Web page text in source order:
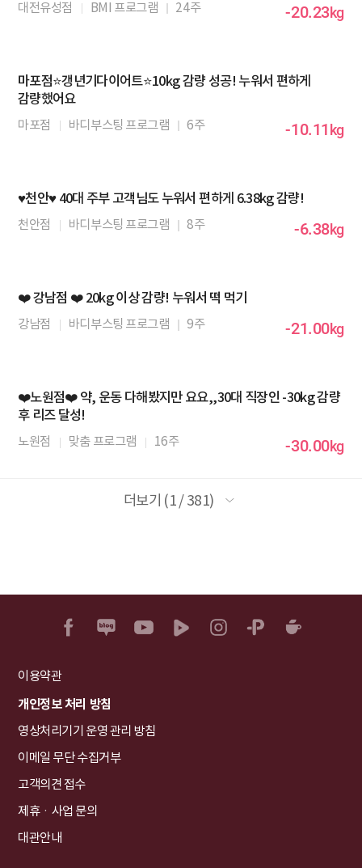
대전유성점 BMI 프로그램 24주 -20.23kg
마포점⭐갱년기다이어트⭐10kg 감량 성공! 누워서 편하게
감량했어요
마포점 바디부스팅 프로그램 6주 -10.11 kg
♥️천안♥️ 40대 주부 고객님도 누워서 편하게 6.38kg 감량!
천안점 바디부스팅 프로그램 8주 -6.38kg
❤️ 강남점 ❤️ 20kg 이상 감량! 누워서 떡 먹기
강남점 바디부스팅 프로그램 9주 -21.00kg
❤️노원점❤️ 약, 운동 다해봤지만 요요,,30대 직장인 -30kg 감량
후 리즈 달성!
노원점 맞춤 프로그램 16주 -30.00kg
더보기 (1 / 381)
이용약관
개인정보 처리 방침
영상처리기기 운영 관리 방침
이메일 무단 수집거부
고객의견 접수
제휴ㆍ사업 문의
대관안내